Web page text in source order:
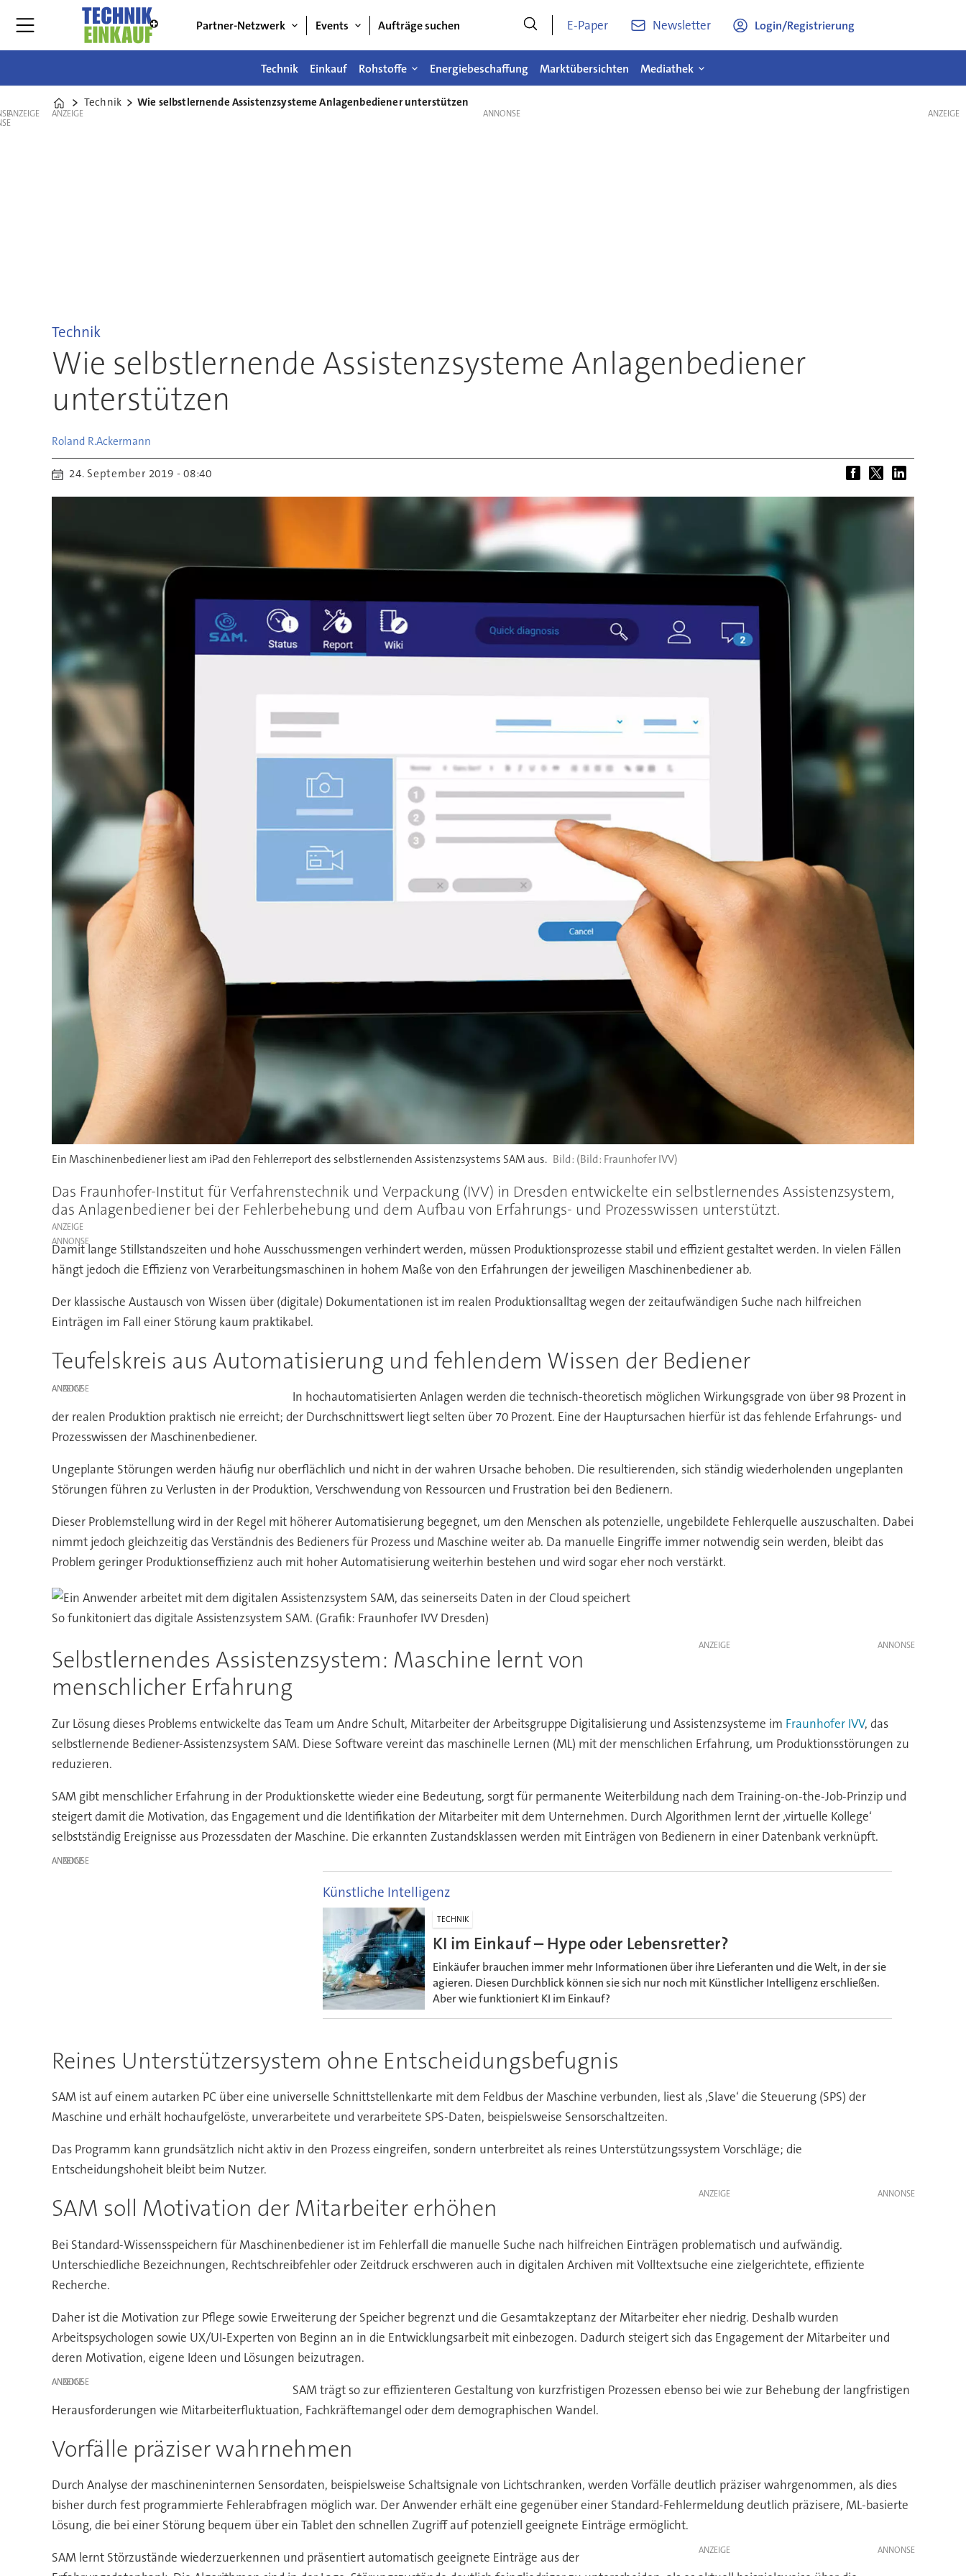
Partner-Netzwerk Events Aufträge suchen E-Paper Newsletter Login/Registrierung
Technik Einkauf Rohstoffe Energiebeschaffung Marktübersichten Mediathek
Home
Technik Wie selbstlernende Assistenzsysteme Anlagenbediener unterstützen
ANZEIGE ANZEIGE
Technik
Wie selbstlernende Assistenzsysteme Anlagenbediener
unterstützen
Roland R.Ackermann
24. September 2019 - 08:40
Ein Maschinenbediener liest am iPad den Fehlerreport des selbstlernenden Assistenzsystems SAM aus. (Bild: Fraunhofer IVV)
Das Fraunhofer-Institut für Verfahrenstechnik und Verpackung (IVV) in Dresden entwickelte ein selbstlernendes Assistenzsystem,
das Anlagenbediener bei der Fehlerbehebung und dem Aufbau von Erfahrungs- und Prozesswissen unterstützt.
ANZEIGE
Damit lange Stillstandszeiten und hohe Ausschussmengen verhindert werden, müssen Produktionsprozesse stabil und effizient gestaltet werden. In vielen Fällen
hängt jedoch die Effizienz von Verarbeitungsmaschinen in hohem Maße von den Erfahrungen der jeweiligen Maschinenbediener ab.
Der klassische Austausch von Wissen über (digitale) Dokumentationen ist im realen Produktionsalltag wegen der zeitaufwändigen Suche nach hilfreichen
Einträgen im Fall einer Störung kaum praktikabel.
Teufelskreis aus Automatisierung und fehlendem Wissen der Bediener
ANZEIGE
In hochautomatisierten Anlagen werden die technisch-theoretisch möglichen Wirkungsgrade von über 98 Prozent in
der realen Produktion praktisch nie erreicht; der Durchschnittswert liegt selten über 70 Prozent. Eine der Hauptursachen hierfür ist das fehlende Erfahrungs- und
Prozesswissen der Maschinenbediener.
Ungeplante Störungen werden häufig nur oberflächlich und nicht in der wahren Ursache behoben. Die resultierenden, sich ständig wiederholenden ungeplanten
Störungen führen zu Verlusten in der Produktion, Verschwendung von Ressourcen und Frustration bei den Bedienern.
Dieser Problemstellung wird in der Regel mit höherer Automatisierung begegnet, um den Menschen als potenzielle, ungebildete Fehlerquelle auszuschalten. Dabei
nimmt jedoch gleichzeitig das Verständnis des Bedieners für Prozess und Maschine weiter ab. Da manuelle Eingriffe immer notwendig sein werden, bleibt das
Problem geringer Produktionseffizienz auch mit hoher Automatisierung weiterhin bestehen und wird sogar eher noch verstärkt.
So funkitoniert das digitale Assistenzsystem SAM. (Grafik: Fraunhofer IVV Dresden)
ANZEIGE
Selbstlernendes Assistenzsystem: Maschine lernt von
menschlicher Erfahrung
Zur Lösung dieses Problems entwickelte das Team um Andre Schult, Mitarbeiter der Arbeitsgruppe Digitalisierung und Assistenzsysteme im Fraunhofer IVV, das
selbstlernende Bediener-Assistenzsystem SAM. Diese Software vereint das maschinelle Lernen (ML) mit der menschlichen Erfahrung, um Produktionsstörungen zu
reduzieren.
SAM gibt menschlicher Erfahrung in der Produktionskette wieder eine Bedeutung, sorgt für permanente Weiterbildung nach dem Training-on-the-Job-Prinzip und
steigert damit die Motivation, das Engagement und die Identifikation der Mitarbeiter mit dem Unternehmen. Durch Algorithmen lernt der ‚virtuelle Kollege‘
selbstständig Ereignisse aus Prozessdaten der Maschine. Die erkannten Zustandsklassen werden mit Einträgen von Bedienern in einer Datenbank verknüpft.
ANZEIGE
Künstliche Intelligenz
TECHNIK
KI im Einkauf – Hype oder Lebensretter?
Einkäufer brauchen immer mehr Informationen über ihre Lieferanten und die Welt, in der sie
agieren. Diesen Durchblick können sie sich nur noch mit Künstlicher Intelligenz erschließen.
Aber wie funktioniert KI im Einkauf?
Reines Unterstützersystem ohne Entscheidungsbefugnis
SAM ist auf einem autarken PC über eine universelle Schnittstellenkarte mit dem Feldbus der Maschine verbunden, liest als ‚Slave‘ die Steuerung (SPS) der
Maschine und erhält hochaufgelöste, unverarbeitete und verarbeitete SPS-Daten, beispielsweise Sensorschaltzeiten.
Das Programm kann grundsätzlich nicht aktiv in den Prozess eingreifen, sondern unterbreitet als reines Unterstützungssystem Vorschläge; die
Entscheidungshoheit bleibt beim Nutzer.
ANZEIGE
SAM soll Motivation der Mitarbeiter erhöhen
Bei Standard-Wissensspeichern für Maschinenbediener ist im Fehlerfall die manuelle Suche nach hilfreichen Einträgen problematisch und aufwändig.
Unterschiedliche Bezeichnungen, Rechtschreibfehler oder Zeitdruck erschweren auch in digitalen Archiven mit Volltextsuche eine zielgerichtete, effiziente
Recherche.
Daher ist die Motivation zur Pflege sowie Erweiterung der Speicher begrenzt und die Gesamtakzeptanz der Mitarbeiter eher niedrig. Deshalb wurden
Arbeitspsychologen sowie UX/UI-Experten von Beginn an in die Entwicklungsarbeit mit einbezogen. Dadurch steigert sich das Engagement der Mitarbeiter und
deren Motivation, eigene Ideen und Lösungen beizutragen.
ANZEIGE
SAM trägt so zur effizienteren Gestaltung von kurzfristigen Prozessen ebenso bei wie zur Behebung der langfristigen
Herausforderungen wie Mitarbeiterfluktuation, Fachkräftemangel oder dem demographischen Wandel.
Vorfälle präziser wahrnehmen
Durch Analyse der maschineninternen Sensordaten, beispielsweise Schaltsignale von Lichtschranken, werden Vorfälle deutlich präziser wahrgenommen, als dies
bisher durch fest programmierte Fehlerabfragen möglich war. Der Anwender erhält eine gegenüber einer Standard-Fehlermeldung deutlich präzisere, ML-basierte
Lösung, die bei einer Störung bequem über ein Tablet den schnellen Zugriff auf potenziell geeignete Einträge ermöglicht.
ANZEIGE
SAM lernt Störzustände wiederzuerkennen und präsentiert automatisch geeignete Einträge aus der
ANZEIGE